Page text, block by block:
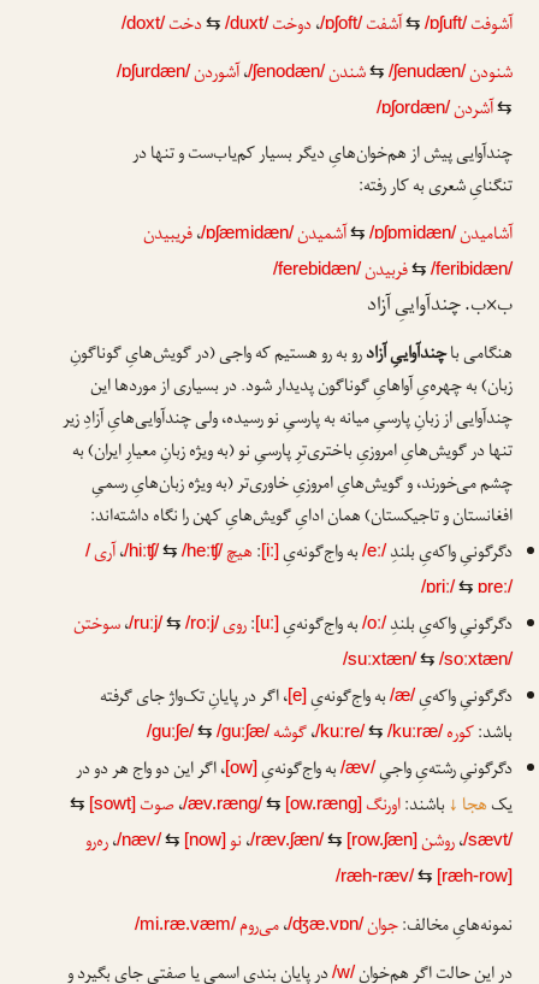
آشوفت /ɒʃuft/
⇆آشفت /ɒʃoft/،دوخت /duxt/
⇆ دخت /doxt/
شنودن/ʃenudæn/
⇆ شندن/ʃenodæn/،آشوردن/ɒʃurdæn/
⇆آشردن/ɒʃordæn/
چندآوایی پیش از هم‌خوان‌هایِ دیگر بسیار کم‌یاب‌ست و تنها در
تنگنایِ شعری به کار رفته:
آشامیدن/ɒʃɒmidæn/
⇆آشمیدن/ɒʃæmidæn/،فریبیدن
/feribidæn/
⇆ فربیدن/ferebidæn/
ب×ب. چندآواییِ آزاد
هنگامی باچندآواییِ آزادرو به رو هستیم که واجی (در گویش‌هایِ گوناگونِ
زبان) به چهره‌یِ آواهایِ گوناگون پدیدار شود. در بسیاری از موردها این
چندآوایی از زبانِ پارسیِ میانه به پارسیِ نو رسیده، ولی چندآوایی‌هایِ آزادِ زیر
تنها در گویش‌هایِ امروزیِ باختری‌ترِ پارسیِ نو (به ویژه زبانِ معیارِ ایران) به
چشم می‌خورند، و گویش‌هایِ امروزیِ خاوری‌تر (به ویژه زبان‌هایِ رسمیِ
افغانستان و تاجیکستان) همان ادایِ گویش‌هایِ کهن را نگاه داشته‌اند:
دگرگونیِ واکه‌یِ بلندِ/eː/به واج‌گونه‌یِ [iː]
:هیچ /heːʧ/
⇆
/hiːʧ/،آری/
ɒreː/
⇆
/ɒriː/
دگرگونیِ واکه‌یِ بلندِ/oː/به واج‌گونه‌یِ [uː]
:روی/roːj/
⇆
/ruːj/،سوختن
/soːxtæn/
⇆
/suːxtæn/
دگرگونیِ واکه‌یِ/æ/به واج‌گونه‌یِ [e]، اگر در پایانِ تک‌واژ جای گرفته
باشد:کوره /kuːræ/
⇆
/kuːre/،گوشه/guːʃæ/
⇆
/guːʃe/
دگرگونیِ رشته‌یِ واجیِ/æv/به واج‌گونه‌یِ [ow]، اگر این دو واج هر دو در
یکهجا↓باشند:اورنگ [ow.ræng]
⇆
/æv.ræng/،صوت [sowt]
⇆
/sævt/،روشن [row.ʃæn]
⇆
/ræv.ʃæn/،نو [now]
⇆
/næv/،ره‌رو
[ræh-row]
⇆
/ræh-ræv/
نمونه‌هایِ مخالف:جوان/ʤæ.vɒn/،می‌روم/mi.ræ.væm/
در این حالت اگر هم‌خوانِ/w/در پایانِ بندی اسمی یا صفتی جای بگیرد و